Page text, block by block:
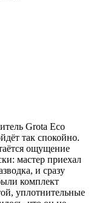
Grota Eco
так спокойно.
ощущение
мастер приехал
и сразу
комплект
уплотнительные